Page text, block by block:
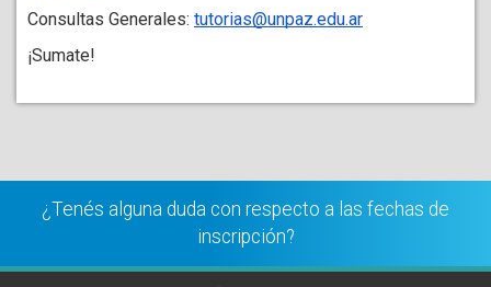
Consultas Generales: tutorias@unpaz.edu.ar
¡Sumate!
¿Tenés alguna duda con respecto a las fechas de
inscripción?